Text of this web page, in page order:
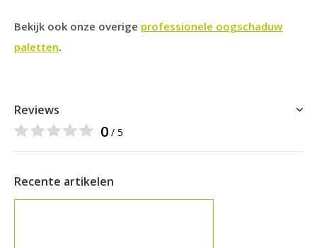
Bekijk ook onze overige professionele oogschaduw
paletten.
Reviews
0 / 5
Recente artikelen